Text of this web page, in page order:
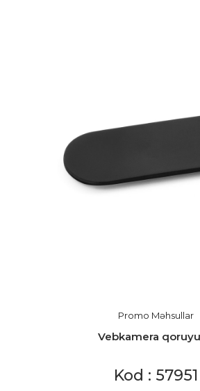
Promo Məhsullar
Vebkamera
Kod : 57951